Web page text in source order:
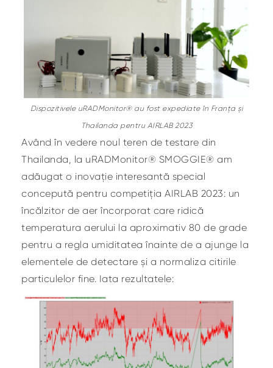
Dispozitivele uRADMonitor® au fost expediate în Franța și
Thailanda pentru AIRLAB 2023
Având în vedere noul teren de testare din
Thailanda, la uRADMonitor® SMOGGIE® am
adăugat o inovație interesantă special
concepută pentru competiția AIRLAB 2023: un
încălzitor de aer încorporat care ridică
temperatura aerului la aproximativ 80 de grade
pentru a regla umiditatea înainte de a ajunge la
elementele de detectare și a normaliza citirile
particulelor fine. Iata rezultatele: